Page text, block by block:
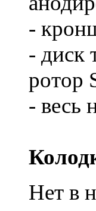
-
- диск
ротор
- весь
Нет в